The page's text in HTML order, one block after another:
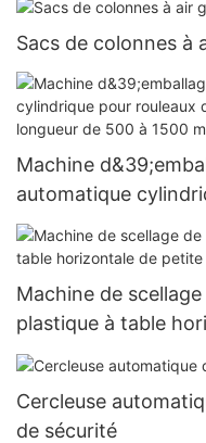
Sacs de colonnes à
Machine
automatique
d&39;emballage
1500 mm
Machine de
plastique à table
Cercleuse
de sécurité